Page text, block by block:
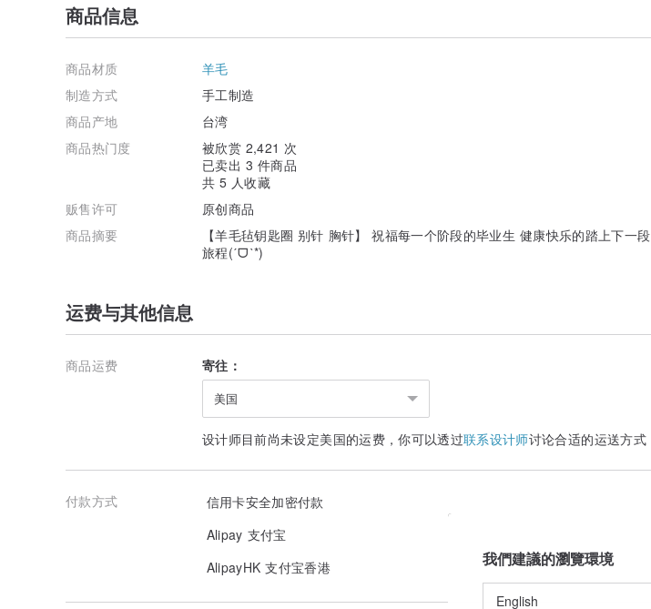
商品信息
商品材质
羊毛
制造方式
手工制造
商品产地
台湾
商品热门度
被欣赏 2,421 次
已卖出 3 件商品
共 5 人收藏
贩售许可
原创商品
商品摘要
【羊毛毡钥匙圈 别针 胸针】 祝福每一个阶段的毕业生 健康快乐的踏上下一段
旅程(ˊᗜˋ*)
运费与其他信息
商品运费 寄往：
美国
设计师目前尚未设定美国的运费，你可以透过联系设计师讨论合适的运送方式
付款方式
信用卡安全加密付款
Alipay 支付宝
AlipayHK 支付宝香港
我們建議的瀏覽環境